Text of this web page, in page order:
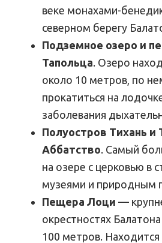
веке монахами-
северном берегу
Подземное озеро и
Тапольца. Озеро
около 10 метров, по
прокатиться на
заболевания
Полуостров Тихань и
Аббатство. Самый
на озере с церковью в
музеями и природным
Пещера Лоци —
окрестностях
100 метров. Находится